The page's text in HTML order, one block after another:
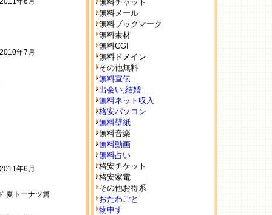
2010年7月
2011年6月
夏トーナツ篇
無料チャット
無料メール
無料ブックマーク
無料素材
無料CGI
無料ドメイン
その他無料
無料宣伝
出会い,結婚
無料ネット収入
格安パソコン
無料壁紙
無料音楽
無料動画
無料占い
格安チケット
格安家電
その他お得系
おたわごと
物申す